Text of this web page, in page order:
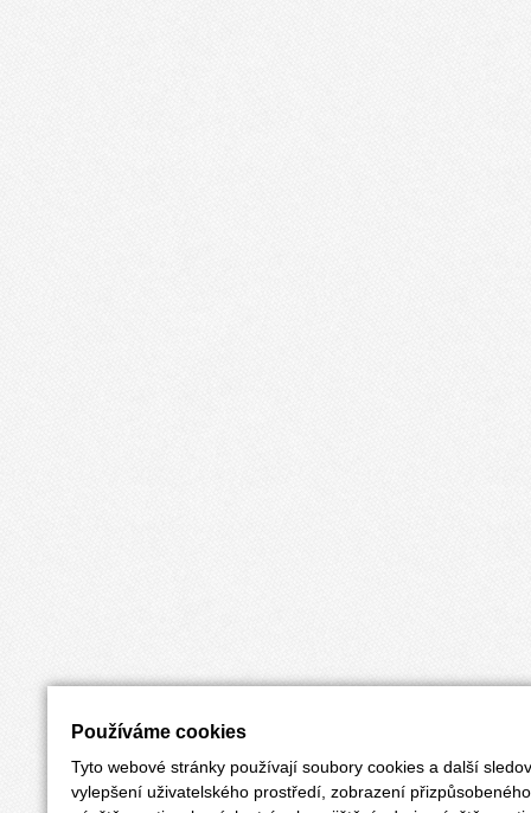
Používáme cookies
Tyto webové stránky používají soubory cookies a další
vylepšení uživatelského prostředí, zobrazení